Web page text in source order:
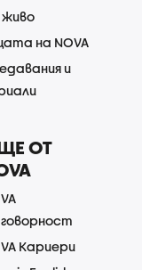
на NOVA
и
ОТ
Кариери